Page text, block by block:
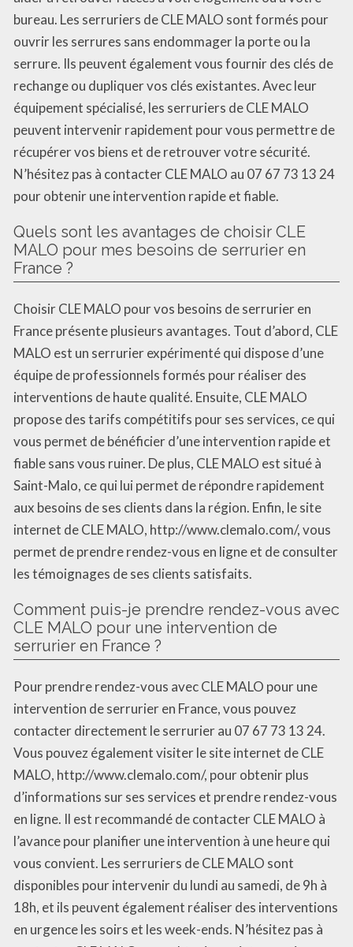
bureau. Les serruriers de CLE MALO sont formés pour
ouvrir les serrures sans endommager la porte ou la
serrure. Ils peuvent également vous fournir des clés de
rechange ou dupliquer vos clés existantes. Avec leur
équipement spécialisé, les serruriers de CLE MALO
peuvent intervenir rapidement pour vous permettre de
récupérer vos biens et de retrouver votre sécurité.
N’hésitez pas à contacter CLE MALO au 07 67 73 13 24
pour obtenir une intervention rapide et fiable.
Quels sont les avantages de choisir CLE
MALO pour mes besoins de serrurier en
France ?
Choisir CLE MALO pour vos besoins de serrurier en
France présente plusieurs avantages. Tout d’abord, CLE
MALO est un serrurier expérimenté qui dispose d’une
équipe de professionnels formés pour réaliser des
interventions de haute qualité. Ensuite, CLE MALO
propose des tarifs compétitifs pour ses services, ce qui
vous permet de bénéficier d’une intervention rapide et
fiable sans vous ruiner. De plus, CLE MALO est situé à
Saint-Malo, ce qui lui permet de répondre rapidement
aux besoins de ses clients dans la région. Enfin, le site
internet de CLE MALO, http://www.clemalo.com/, vous
permet de prendre rendez-vous en ligne et de consulter
les témoignages de ses clients satisfaits.
Comment puis-je prendre rendez-vous avec
CLE MALO pour une intervention de
serrurier en France ?
Pour prendre rendez-vous avec CLE MALO pour une
intervention de serrurier en France, vous pouvez
contacter directement le serrurier au 07 67 73 13 24.
Vous pouvez également visiter le site internet de CLE
MALO, http://www.clemalo.com/, pour obtenir plus
d’informations sur ses services et prendre rendez-vous
en ligne. Il est recommandé de contacter CLE MALO à
l’avance pour planifier une intervention à une heure qui
vous convient. Les serruriers de CLE MALO sont
disponibles pour intervenir du lundi au samedi, de 9h à
18h, et ils peuvent également réaliser des interventions
en urgence les soirs et les week-ends. N’hésitez pas à